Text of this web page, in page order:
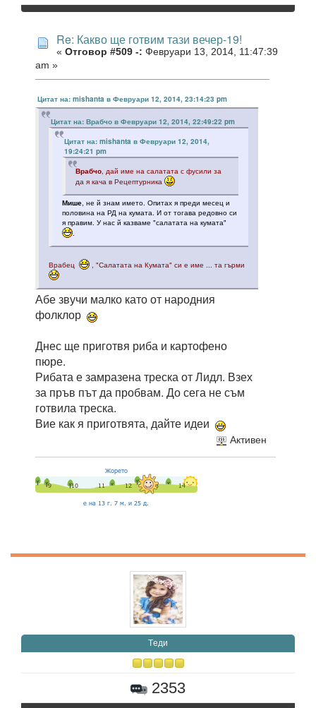
Re: Какво ще готвим тази вечер-19!
« Отговор #509 -: Февруари 13, 2014, 11:47:39
am »
Цитат на: mishanta в Февруари 12, 2014, 23:14:23 pm
Цитат на: Врабчо в Февруари 12, 2014, 22:49:22 pm
Цитат на: mishanta в Февруари 12, 2014,
19:24:21 pm
Врабчо , дай име на салатата с фусили за
да я кача в Рецептурника
Мише , не й знам името. Опитах я преди месец и
половина на РД на кумата. И от тогава редовно си
я правим. У нас й казваме "салатата на кумата"
Врабец , "Салатата на Кумата" си е име ... та гърми
Абе звучи малко като от народния
фолклор
Днес ще приготвя риба и картофено
пюре.
Рибата е замразена треска от Лидл. Взех
за пръв път да пробвам. До сега не съм
готвила треска.
Вие как я приготвята, дайте идеи
Активен
Tеди
2353